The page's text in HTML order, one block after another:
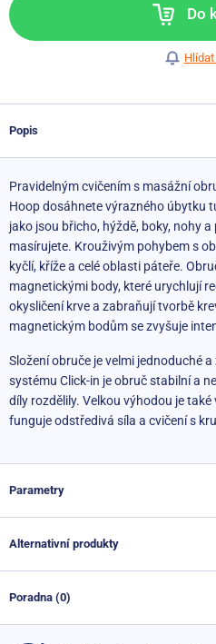
Do
Popis
Pravidelným cvičením s masážní
Hoopdosáhnete výrazného úbytku
jako jsou břicho, hýždě, boky, nohy
masírujete. Krouživým pohybem s
kyčlí, kříže a celé oblasti páteře.
magnetickými body, které urychlují
okysličení krve a zabraňují tvorbě
magnetickým bodům se zvyšuje
Složení obruče je velmi jednoduché
systému Click-in je obruč stabilní a
díly rozdělily. Velkou výhodou je
funguje odstředivá síla a cvičení s
Parametry
Sportago
Barva
Materiál Magnet,Plast
Alternativní produkty
Poradna (0)